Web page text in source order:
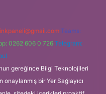
Teams:
0262 606 0 726 Telegram:
gereğince Bilgi Teknolojileri
bir Yer Sağlayıcı